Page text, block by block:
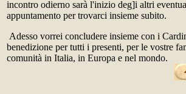
incontro odierno sarà l'inizio deg]i altri
appuntamento per trovarci insieme subito.
Adesso vorrei concludere insieme con i
benedizione per tutti i presenti, per le vostre
comunità in Italia, in Europa e nel mondo.